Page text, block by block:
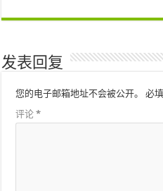
发表回复
您的电子邮箱地址不会被公开。 必
评论*